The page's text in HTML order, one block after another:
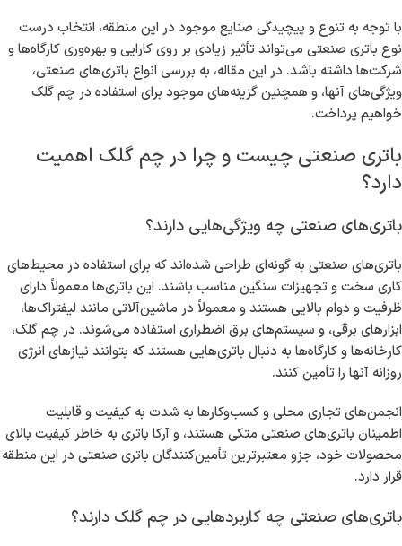
با توجه به تنوع و پیچیدگی صنایع موجود در این منطقه، انتخاب درست
نوع باتری صنعتی می‌تواند تأثیر زیادی بر روی کارایی و بهره‌وری کارگاه‌ها و
شرکت‌ها داشته باشد. در این مقاله، به بررسی انواع باتری‌های صنعتی،
ویژگی‌های آنها، و همچنین گزینه‌های موجود برای استفاده در چم گلک
خواهیم پرداخت.
باتری صنعتی چیست و چرا در چم گلک اهمیت
دارد؟
باتری‌های صنعتی چه ویژگی‌هایی دارند؟
باتری‌های صنعتی به گونه‌ای طراحی شده‌اند که برای استفاده در محیط‌های
کاری سخت و تجهیزات سنگین مناسب باشند. این باتری‌ها معمولاً دارای
ظرفیت و دوام بالایی هستند و معمولاً در ماشین‌آلاتی مانند لیفتراک‌ها،
ابزارهای برقی، و سیستم‌های برق اضطراری استفاده می‌شوند. در چم گلک،
کارخانه‌ها و کارگاه‌ها به دنبال باتری‌هایی هستند که بتوانند نیازهای انرژی
روزانه آنها را تأمین کنند.
انجمن‌های تجاری محلی و کسب‌وکارها به شدت به کیفیت و قابلیت
اطمینان باتری‌های صنعتی متکی هستند، و آرکا باتری به خاطر کیفیت بالای
محصولات خود، جزو معتبرترین تأمین‌کنندگان باتری صنعتی در این منطقه
قرار دارد.
باتری‌های صنعتی چه کاربردهایی در چم گلک دارند؟